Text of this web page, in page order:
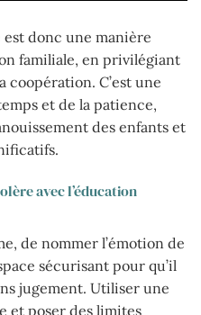
donc une manière
familiale, en privilégiant
coopération. C’est une
et de la patience,
des enfants et
avec l’éducation
de nommer l’émotion de
sécurisant pour qu’il
jugement. Utiliser une
et poser des limites